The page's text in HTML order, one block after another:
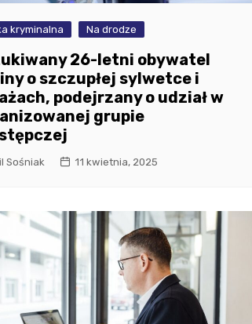
kryminalna Na drodze
26-letni obywatel
o szczupłej sylwetce i
podejrzany o udział w
grupie
Sośniak 11 kwietnia, 2025